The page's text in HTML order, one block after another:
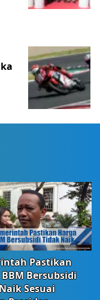
Pastikan
Bersubsidi
Sesuai